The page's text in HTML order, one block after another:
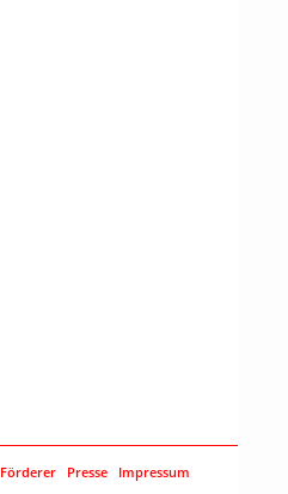
Förderer Presse Impressum